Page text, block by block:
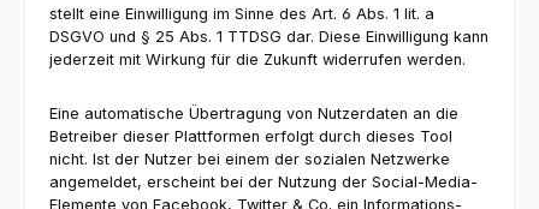
stellt eine Einwilligung im Sinne des Art. 6 Abs. 1 lit. a
DSGVO und § 25 Abs. 1 TTDSG dar. Diese Einwilligung kann
jederzeit mit Wirkung für die Zukunft widerrufen werden.
Eine automatische Übertragung von Nutzerdaten an die
Betreiber dieser Plattformen erfolgt durch dieses Tool
nicht. Ist der Nutzer bei einem der sozialen Netzwerke
angemeldet, erscheint bei der Nutzung der Social-Media-
Elemente von Facebook, Twitter & Co. ein Informations-